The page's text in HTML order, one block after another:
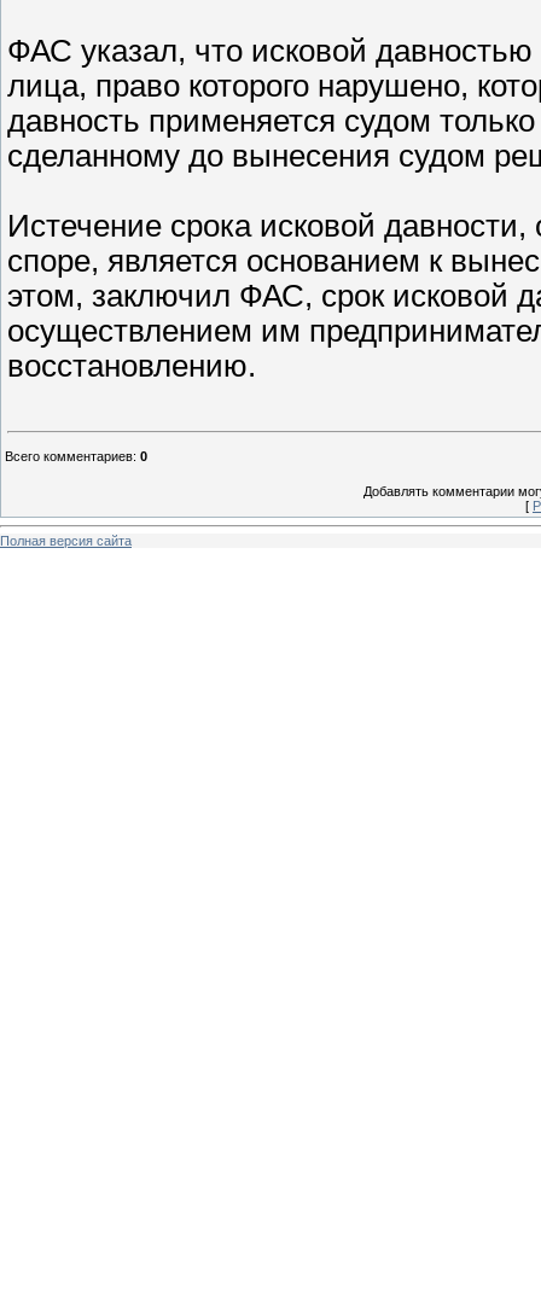
ФАС указал, что исковой
лица, право которого нарушено,
давность применяется судом
сделанному до вынесения судом
Истечение срока исковой
споре, является основанием к
этом, заключил ФАС, срок исковой
осуществлением им
восстановлению.
Всего комментариев: 0
Добавлять комментарии
[
Полная версия сайта